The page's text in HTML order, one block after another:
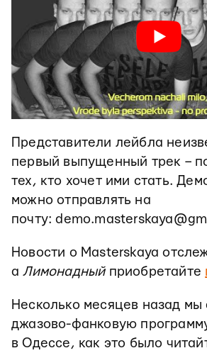
Представители лейбла
первый выпущенный трек –
тех, кто хочет ими стать.
можно отправлять на
почту:
Новости о Masterskaya
аЛимонадныйприобретайте
Несколько месяцев назад мы
джазово-фанковую
в Одессе, как это было